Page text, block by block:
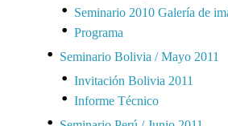
Seminario 2010 Galería de
Programa
Seminario Bolivia / Mayo 2011
Invitación Bolivia 2011
Informe Técnico